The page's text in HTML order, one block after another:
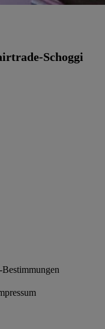
Schoggi